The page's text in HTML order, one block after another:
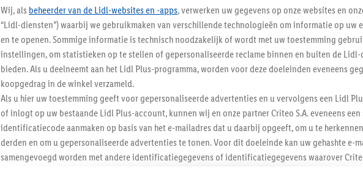
Blijf op de
Schrijf je in op de
Wij, als beheerder van de Lidl-websites en -apps, verwerken uw gegevens op onze websites en
“Lidl-diensten”) waarbij we gebruikmaken van verschillende technologieën om informatie op uw
en te openen. Sommige informatie is technisch noodzakelijk of wordt met uw toestemming
instellingen, om statistieken op te stellen of gepersonaliseerde reclame binnen en buiten de Lidl-
bieden. Als u deelneemt aan het Lidl Plus-programma, worden voor deze doeleinden eveneens
koopgedrag in de winkel verzameld.
Als u hier uw toestemming geeft voor gepersonaliseerde advertenties en u vervolgens een Lidl
of inlogt op uw bestaande Lidl Plus-account, kunnen wij en onze partner Criteo S.A. eveneens
identificatiecode aanmaken op basis van het e-mailadres dat u daarbij opgeeft, om u te
derden en om u gepersonaliseerde advertenties te tonen. Voor dit doeleinde kan uw gehashte e-
samengevoegd worden met andere identificatiegegevens of identificatiegegevens waarover